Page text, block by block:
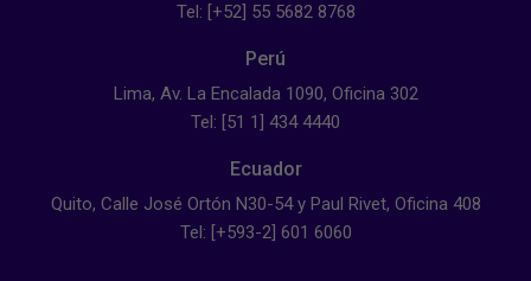
Tel: [+52] 55 5682 8768
Perú
Lima, Av. La Encalada 1090, Oficina 302
Tel: [51 1] 434 4440
Ecuador
Quito, Calle José Ortón N30-54 y Paul Rivet, Oficina 408
Tel: [+593-2] 601 6060